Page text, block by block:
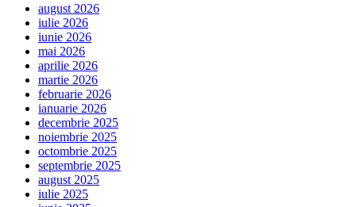
august 2026
iulie 2026
iunie 2026
mai 2026
aprilie 2026
martie 2026
februarie 2026
ianuarie 2026
decembrie 2025
noiembrie 2025
octombrie 2025
septembrie 2025
august 2025
iulie 2025